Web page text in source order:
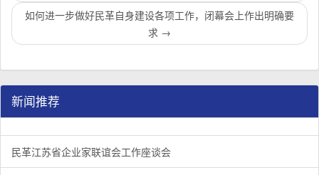
如何进一步做好民革自身建设各项工作，闭幕会上作出明确要
求 →
新闻推荐
民革江苏省企业家联谊会工作座谈会在宁召开
1/3 李惠东率队来江苏省淮安市调研：聚焦民革党员之家建设管
2/3 民革江苏省委召开“主题教育活动” 领导班子民主生活会
3/3
民革江苏省企业家联谊会工作座谈会